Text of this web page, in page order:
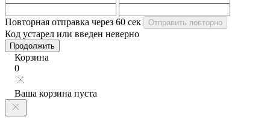
Повторная отправка через 60 сек Отправить повторно
Код устарел или введен неверно
Продолжить
Корзина
0
Ваша корзина пуста